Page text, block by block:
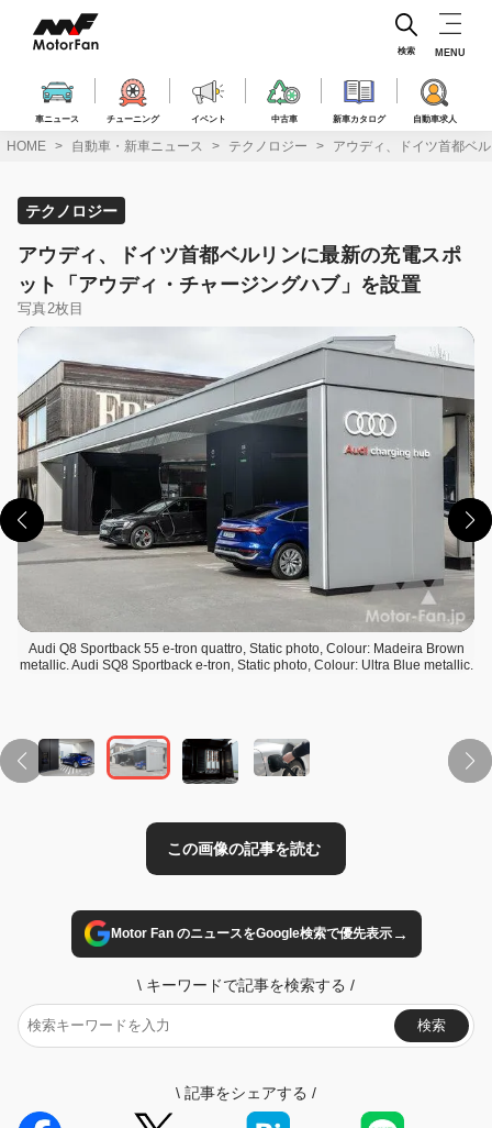
ス
車ニュース チューニング イベント 中古車 新車カタログ 自動車求人
検索 MENU
HOME 自動車・新車ニュース テクノロジー アウディ、ドイツ首都ベ
テクノロジー
アウディ、ドイツ首都ベルリンに最新の充電スポ
ット「アウディ・チャージングハブ」を設置
写真2枚目
Audi Q8 Sportback 55 e-tron quattro, Static photo, Colour: Madeira Brown
metallic. Audi SQ8 Sportback e-tron, Static photo, Colour: Ultra Blue metallic.
Motor Fan のニュースをGoogle検索で優先表示→
\ キーワードで記事を検索する /
検索
\ 記事をシェアする /